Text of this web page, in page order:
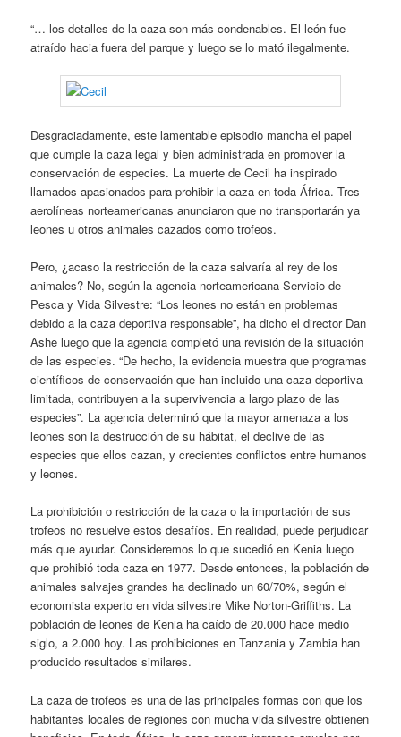
“… los detalles de la caza son más condenables. El león fue
atraído hacia fuera del parque y luego se lo mató ilegalmente.
Desgraciadamente, este lamentable episodio mancha el papel
que cumple la caza legal y bien administrada en promover la
conservación de especies. La muerte de Cecil ha inspirado
llamados apasionados para prohibir la caza en toda África. Tres
aerolíneas norteamericanas anunciaron que no transportarán ya
leones u otros animales cazados como trofeos.
Pero, ¿acaso la restricción de la caza salvaría al rey de los
animales? No, según la agencia norteamericana Servicio de
Pesca y Vida Silvestre: “Los leones no están en problemas
debido a la caza deportiva responsable”, ha dicho el director Dan
Ashe luego que la agencia completó una revisión de la situación
de las especies. “De hecho, la evidencia muestra que programas
científicos de conservación que han incluido una caza deportiva
limitada, contribuyen a la supervivencia a largo plazo de las
especies”. La agencia determinó que la mayor amenaza a los
leones son la destrucción de su hábitat, el declive de las
especies que ellos cazan, y crecientes conflictos entre humanos
y leones.
La prohibición o restricción de la caza o la importación de sus
trofeos no resuelve estos desafíos. En realidad, puede perjudicar
más que ayudar. Consideremos lo que sucedió en Kenia luego
que prohibió toda caza en 1977. Desde entonces, la población de
animales salvajes grandes ha declinado un 60/70%, según el
economista experto en vida silvestre Mike Norton-Griffiths. La
población de leones de Kenia ha caído de 20.000 hace medio
siglo, a 2.000 hoy. Las prohibiciones en Tanzania y Zambia han
producido resultados similares.
La caza de trofeos es una de las principales formas con que los
habitantes locales de regiones con mucha vida silvestre obtienen